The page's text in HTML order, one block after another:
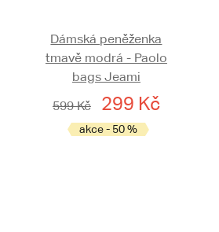
Dámská peněženka
tmavě modrá - Paolo
bags Jeami
599 Kč
299 Kč
akce - 50 %